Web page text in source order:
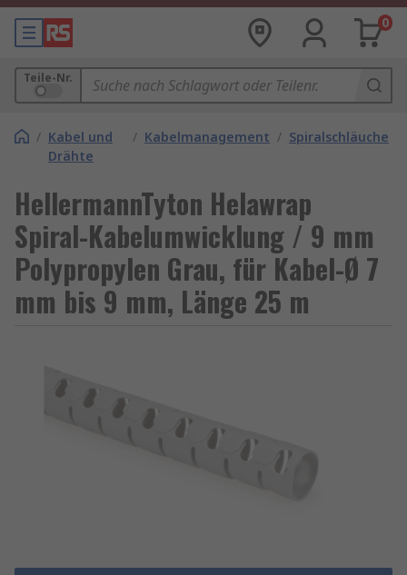
0
Teile-Nr.
/ Kabel und
Drähte
/ Kabelmanagement / Spiralschläuche
HellermannTyton Helawrap
Spiral-Kabelumwicklung / 9 mm
Polypropylen Grau, für Kabel-Ø 7
mm bis 9 mm, Länge 25 m